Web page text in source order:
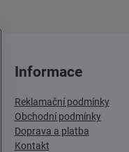
Informace
Reklamační podmínky
Obchodní podmínky
Doprava a platba
Kontakt